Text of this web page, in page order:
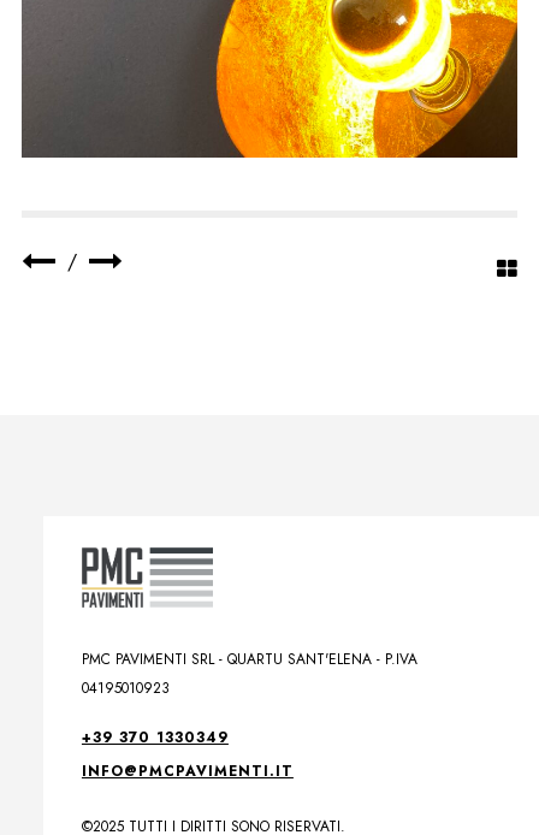
2022
LOCATION : PORTO PINO – SARDEGNA – ITALIA
/
PMC PAVIMENTI SRL - QUARTU SANT'ELENA - P.IVA
04195010923
+39 370 1330349
INFO@PMCPAVIMENTI.IT
©2025 TUTTI I DIRITTI SONO RISERVATI.